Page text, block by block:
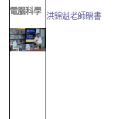
電腦科學
洪錦魁老師贈書